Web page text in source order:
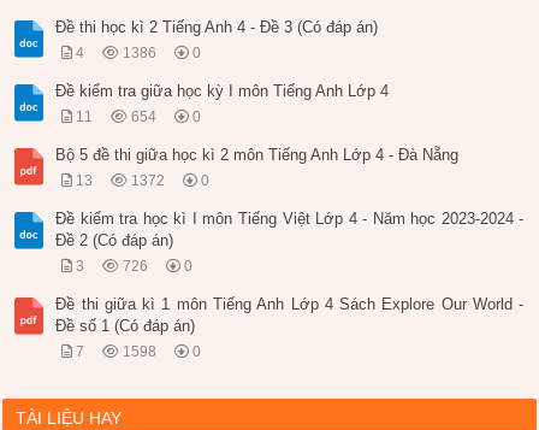
Đề thi học kì 2 Tiếng Anh 4 - Đề 3 (Có đáp án)
4 1386 0
Đề kiểm tra giữa học kỳ I môn Tiếng Anh Lớp 4
11 654 0
Bộ 5 đề thi giữa học kì 2 môn Tiếng Anh Lớp 4 - Đà Nẵng
13 1372 0
Đề kiểm tra học kì I môn Tiếng Việt Lớp 4 - Năm học 2023-2024 -
Đề 2 (Có đáp án)
3 726 0
Đề thi giữa kì 1 môn Tiếng Anh Lớp 4 Sách Explore Our World -
Đề số 1 (Có đáp án)
7 1598 0
TÀI LIỆU HAY